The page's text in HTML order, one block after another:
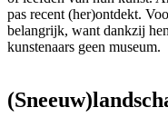
pas recent (her)ontdekt.
belangrijk, want dankzij
kunstenaars geen museum.